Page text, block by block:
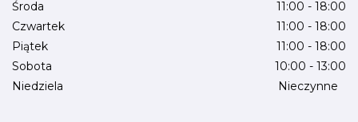
Środa
11:00 - 18:00
Czwartek
11:00 - 18:00
Piątek
11:00 - 18:00
Sobota
10:00 - 13:00
Niedziela
Nieczynne